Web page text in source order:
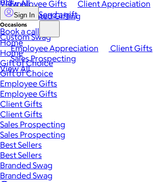
View All
Occasions
Employee Appreciation Client Gifts
Sales Prospecting
View All
Employee Gifts Client Appreciation
Automated Gifting
Custom Swag
Sign In Send a gift
Book a call
Home
Home
Gift of Choice
Gift of Choice
Employee Gifts
Employee Gifts
Client Gifts
Client Gifts
Sales Prospecting
Sales Prospecting
Best Sellers
Best Sellers
Branded Swag
Branded Swag